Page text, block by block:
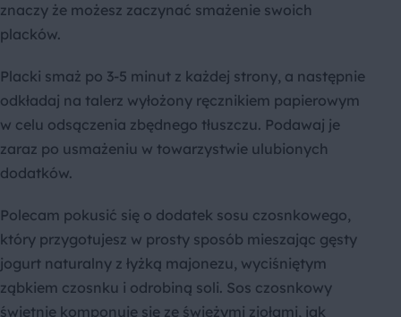
znaczy że możesz zaczynać smażenie swoich
placków.
Placki smaż po 3-5 minut z każdej strony, a następnie
odkładaj na talerz wyłożony ręcznikiem papierowym
w celu odsączenia zbędnego tłuszczu. Podawaj je
zaraz po usmażeniu w towarzystwie ulubionych
dodatków.
Polecam pokusić się o dodatek sosu czosnkowego,
który przygotujesz w prosty sposób mieszając gęsty
jogurt naturalny z łyżką majonezu, wyciśniętym
ząbkiem czosnku i odrobiną soli. Sos czosnkowy
świetnie komponuje się ze świeżymi ziołami, jak